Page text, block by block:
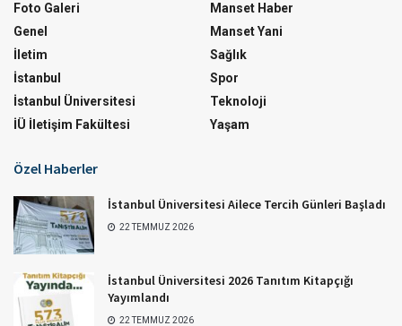
Foto Galeri
Genel
İletim
İstanbul
İstanbul Üniversitesi
İÜ İletişim Fakültesi
Manset Haber
Manset Yani
Sağlık
Spor
Teknoloji
Yaşam
Özel Haberler
İstanbul Üniversitesi Ailece Tercih Günleri Başladı
22 TEMMUZ 2026
İstanbul Üniversitesi 2026 Tanıtım Kitapçığı
Yayımlandı
22 TEMMUZ 2026